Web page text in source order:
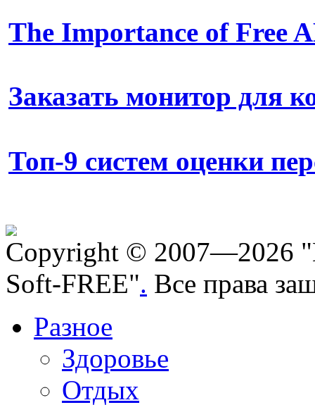
The Importance of Free
Заказать монитор для
Топ-9 систем оценки
Copyright © 2007—2026
Soft-FREE". Все права
Разное
Здоровье
Отдых